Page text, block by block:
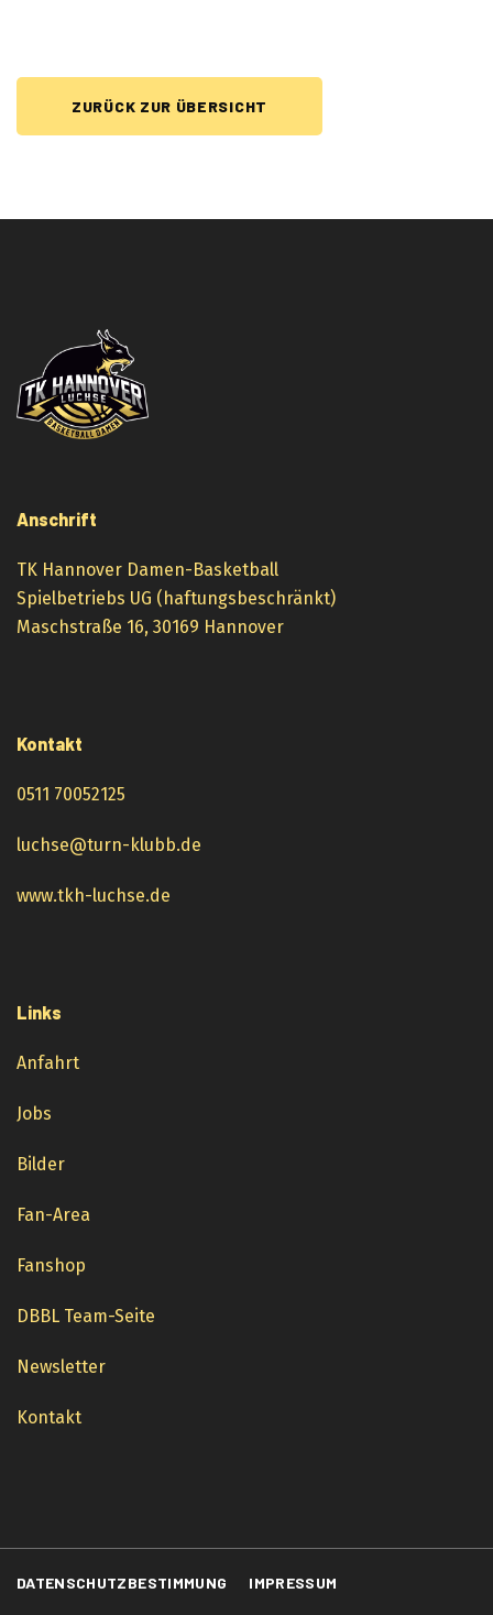
ZURÜCK ZUR ÜBERSICHT
Anschrift
TK Hannover Damen-Basketball
Spielbetriebs UG (haftungsbeschränkt)
Maschstraße 16, 30169 Hannover
Kontakt
0511 70052125
luchse@turn-klubb.de
www.tkh-luchse.de
Links
Anfahrt
Jobs
Bilder
Fan-Area
Fanshop
DBBL Team-Seite
Newsletter
Kontakt
DATENSCHUTZBESTIMMUNG IMPRESSUM